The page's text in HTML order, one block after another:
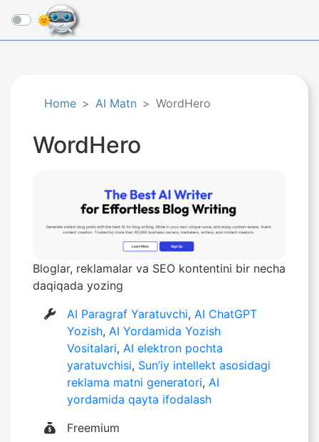
☰
Home AI Matn WordHero
WordHero
Bloglar, reklamalar va SEO kontentini bir necha
daqiqada yozing
AI Paragraf Yaratuvchi, AI ChatGPT
Yozish, AI Yordamida Yozish
Vositalari, AI elektron pochta
yaratuvchisi, Sun’iy intellekt asosidagi
reklama matni generatori, AI
yordamida qayta ifodalash
Freemium